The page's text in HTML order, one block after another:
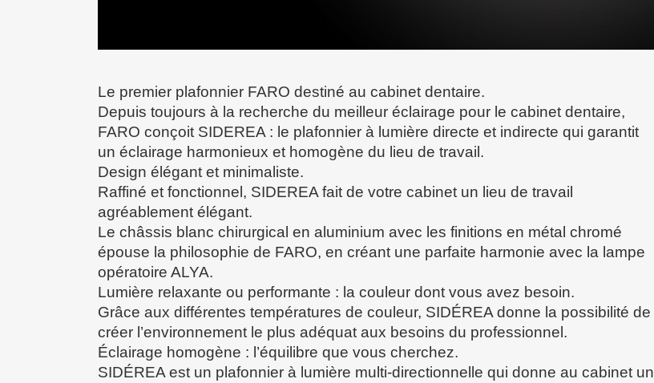
Le premier plafonnier FARO destiné au cabinet dentaire.
Depuis toujours à la recherche du meilleur éclairage pour le cabinet dentaire,
FARO conçoit SIDEREA : le plafonnier à lumière directe et indirecte qui garantit
un éclairage harmonieux et homogène du lieu de travail.
Design élégant et minimaliste.
Raffiné et fonctionnel, SIDEREA fait de votre cabinet un lieu de travail
agréablement élégant.
Le châssis blanc chirurgical en aluminium avec les finitions en métal chromé
épouse la philosophie de FARO, en créant une parfaite harmonie avec la lampe
opératoire ALYA.
Lumière relaxante ou performante : la couleur dont vous avez besoin.
Grâce aux différentes températures de couleur, SIDÉREA donne la possibilité de
créer l’environnement le plus adéquat aux besoins du professionnel.
Éclairage homogène : l’équilibre que vous cherchez.
SIDÉREA est un plafonnier à lumière multi-directionnelle qui donne au cabinet un